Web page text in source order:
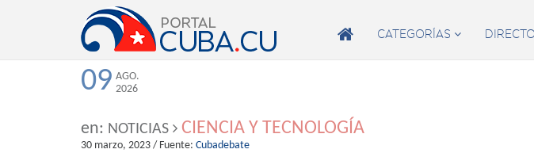
 CATEGORÍAS 
09 AGO.
2026
en: NOTICIAS CIENCIA Y TECNOLOGÍA
30 marzo, 2023 / Fuente: Cubadebate